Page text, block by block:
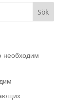
необходим